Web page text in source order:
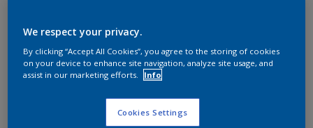
Op dit moment is het niet mogelijk dit product online
te bestellen. Houd de website in de gaten, we werken
er hard aan om de voorraad aan te vullen.
We respect your privacy.
By clicking “Accept All Cookies”, you agree to the storing of cookies
on your device to enhance site navigation, analyze site usage, and
assist in our marketing efforts.
Info
Cookies Settings